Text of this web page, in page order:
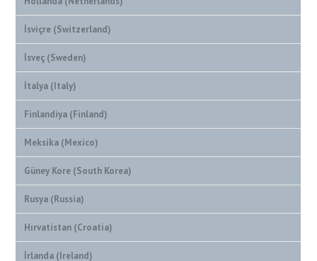
İsviçre (Switzerland)
İsveç (Sweden)
İtalya (Italy)
Finlandiya (Finland)
Meksika (Mexico)
Güney Kore (South Korea)
Rusya (Russia)
Hırvatistan (Croatia)
İrlanda (Ireland)